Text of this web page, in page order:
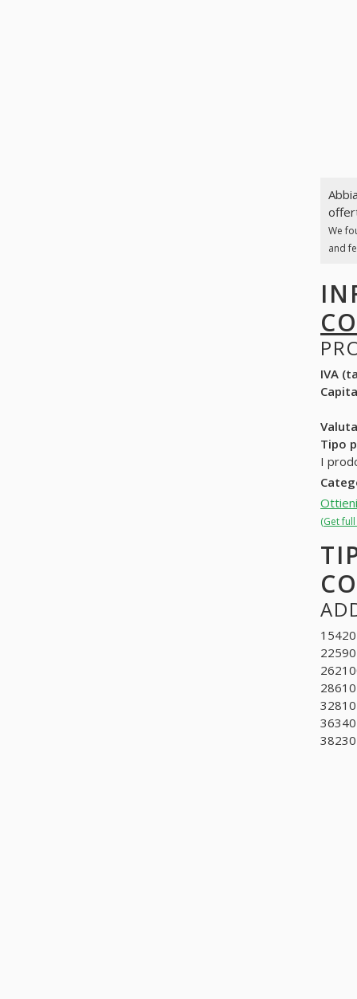
We
and
IVA
Tipo
I
(Get